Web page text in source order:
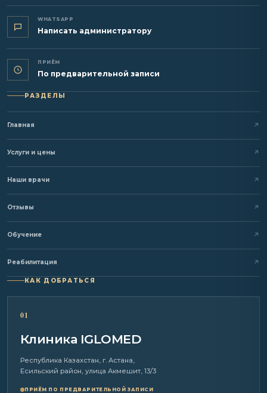
WHATSAPP
Написать администратору
ПРИЁМ
По предварительной записи
РАЗДЕЛЫ
Главная
Услуги и цены
Наши врачи
Отзывы
Обучение
Реабилитация
КАК ДОБРАТЬСЯ
01
Клиника IGLOMED
Республика Казахстан, г. Астана,
Есильский район, улица Акмешит, 13/3
ПРИЁМ ПО ПРЕДВАРИТЕЛЬНОЙ ЗАПИСИ